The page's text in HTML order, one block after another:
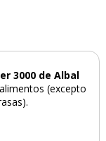
3000 de Albal
(excepto